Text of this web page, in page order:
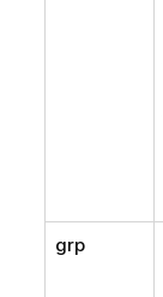
grp